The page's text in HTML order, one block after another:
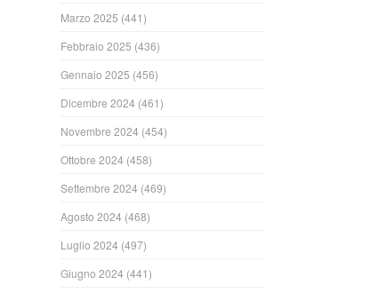
Marzo 2025 (441)
Febbraio 2025 (436)
Gennaio 2025 (456)
Dicembre 2024 (461)
Novembre 2024 (454)
Ottobre 2024 (458)
Settembre 2024 (469)
Agosto 2024 (468)
Luglio 2024 (497)
Giugno 2024 (441)